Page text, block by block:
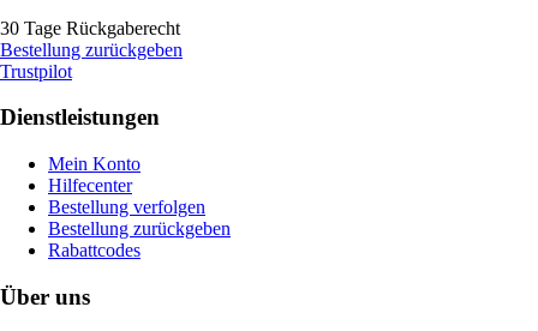
30 Tage Rückgaberecht
Bestellung zurückgeben
Trustpilot
Dienstleistungen
Mein Konto
Hilfecenter
Bestellung verfolgen
Bestellung zurückgeben
Rabattcodes
Über uns